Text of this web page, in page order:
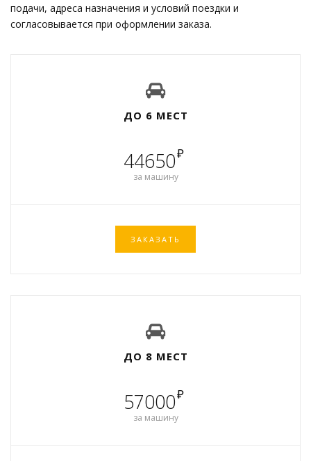
подачи, адреса назначения и условий поездки и
согласовывается при оформлении заказа.
ДО 6 МЕСТ
44650₽
за машину
ЗАКАЗАТЬ
ДО 8 МЕСТ
57000₽
за машину